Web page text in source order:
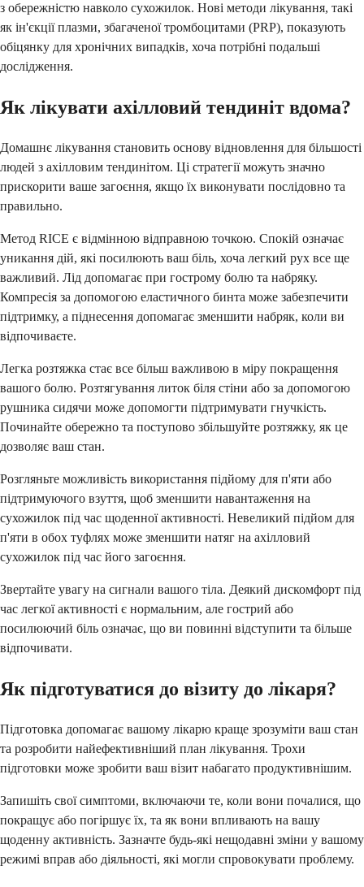
з обережністю навколо сухожилок. Нові методи лікування, такі
як ін'єкції плазми, збагаченої тромбоцитами (PRP), показують
обіцянку для хронічних випадків, хоча потрібні подальші
дослідження.
Як лікувати ахілловий тендиніт вдома?
Домашнє лікування становить основу відновлення для більшості
людей з ахілловим тендинітом. Ці стратегії можуть значно
прискорити ваше загоєння, якщо їх виконувати послідовно та
правильно.
Метод RICE є відмінною відправною точкою. Спокій означає
уникання дій, які посилюють ваш біль, хоча легкий рух все ще
важливий. Лід допомагає при гострому болю та набряку.
Компресія за допомогою еластичного бинта може забезпечити
підтримку, а піднесення допомагає зменшити набряк, коли ви
відпочиваєте.
Легка розтяжка стає все більш важливою в міру покращення
вашого болю. Розтягування литок біля стіни або за допомогою
рушника сидячи може допомогти підтримувати гнучкість.
Починайте обережно та поступово збільшуйте розтяжку, як це
дозволяє ваш стан.
Розгляньте можливість використання підйому для п'яти або
підтримуючого взуття, щоб зменшити навантаження на
сухожилок під час щоденної активності. Невеликий підйом для
п'яти в обох туфлях може зменшити натяг на ахілловий
сухожилок під час його загоєння.
Звертайте увагу на сигнали вашого тіла. Деякий дискомфорт під
час легкої активності є нормальним, але гострий або
посилюючий біль означає, що ви повинні відступити та більше
відпочивати.
Як підготуватися до візиту до лікаря?
Підготовка допомагає вашому лікарю краще зрозуміти ваш стан
та розробити найефективніший план лікування. Трохи
підготовки може зробити ваш візит набагато продуктивнішим.
Запишіть свої симптоми, включаючи те, коли вони почалися, що
покращує або погіршує їх, та як вони впливають на вашу
щоденну активність. Зазначте будь-які нещодавні зміни у вашому
режимі вправ або діяльності, які могли спровокувати проблему.